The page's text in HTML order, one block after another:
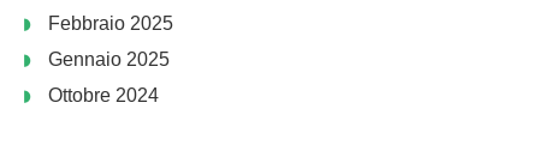
Febbraio 2025
Gennaio 2025
Ottobre 2024